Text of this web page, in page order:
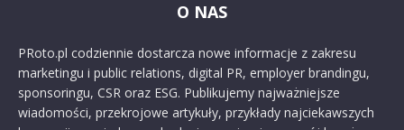
O NAS
PRoto.pl codziennie dostarcza nowe informacje z zakresu
marketingu i public relations, digital PR, employer brandingu,
sponsoringu, CSR oraz ESG. Publikujemy najważniejsze
wiadomości, przekrojowe artykuły, przykłady najciekawszych